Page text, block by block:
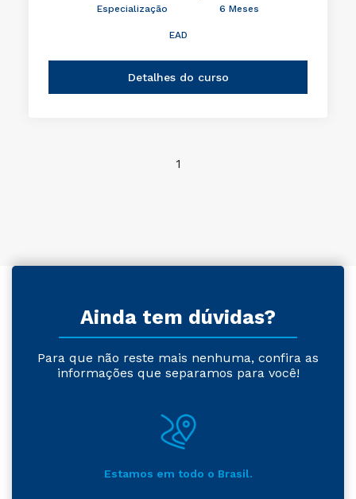
Especialização
6 Meses
EAD
Detalhes do curso
1
Ainda tem dúvidas?
Para que não reste mais nenhuma, confira as
informações que separamos para você!
Estamos em todo o Brasil.